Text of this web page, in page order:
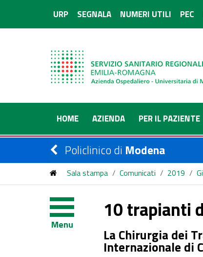
URP SEGNALA NUMERI UTILI PEC
HOME AZIENDA PER IL PAZIENTE
Policlinico di Modena
Sala stampa / Comunicati / 2019 /
Menu
10 trapianti
La Chirurgia dei
Internazionale di